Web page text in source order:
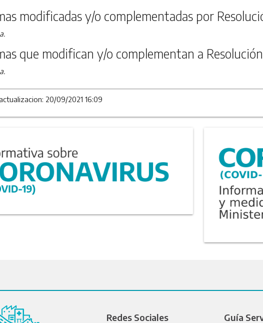
modificadas y/o complementadas por
que modifican y/o complementan a
20/09/2021 16:09
Redes Sociales Guía